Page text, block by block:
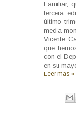
Familiar,
tercera
último
media
Vicente
que
con el
en su
Leer más »